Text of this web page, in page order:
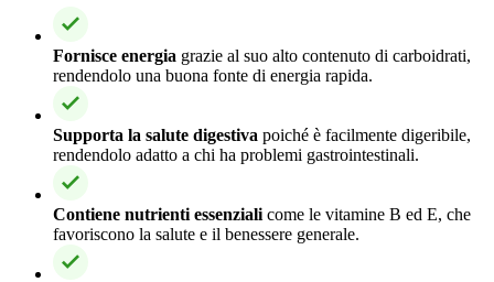
Fornisce energia grazie al suo alto contenuto di carboidrati,
rendendolo una buona fonte di energia rapida.
Supporta la salute digestiva poiché è facilmente digeribile,
rendendolo adatto a chi ha problemi gastrointestinali.
Contiene nutrienti essenziali come le vitamine B ed E, che
favoriscono la salute e il benessere generale.